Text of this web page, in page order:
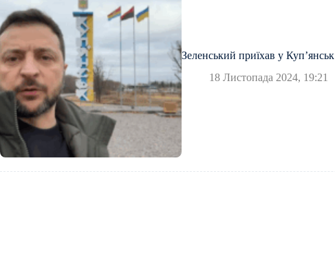
Зеленський приїхав у Куп’янськ
18 Листопада 2024, 19:21